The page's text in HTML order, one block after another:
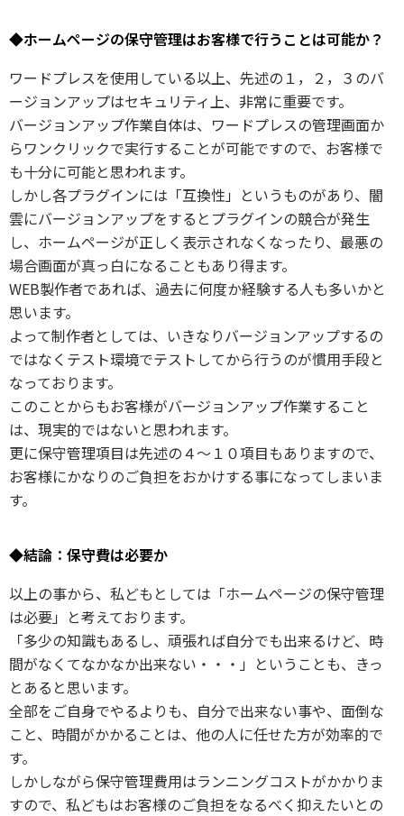
◆ホームページの保守管理はお客様で行うことは可能か？
ワードプレスを使用している以上、先述の１，２，３のバ
ージョンアップはセキュリティ上、非常に重要です。
バージョンアップ作業自体は、ワードプレスの管理画面か
らワンクリックで実行することが可能ですので、お客様で
も十分に可能と思われます。
しかし各プラグインには「互換性」というものがあり、闇
雲にバージョンアップをするとプラグインの競合が発生
し、ホームページが正しく表示されなくなったり、最悪の
場合画面が真っ白になることもあり得ます。
WEB製作者であれば、過去に何度か経験する人も多いかと
思います。
よって制作者としては、いきなりバージョンアップするの
ではなくテスト環境でテストしてから行うのが慣用手段と
なっております。
このことからもお客様がバージョンアップ作業すること
は、現実的ではないと思われます。
更に保守管理項目は先述の４～１０項目もありますので、
お客様にかなりのご負担をおかけする事になってしまいま
す。
◆結論：保守費は必要か
以上の事から、私どもとしては「ホームページの保守管理
は必要」と考えております。
「多少の知識もあるし、頑張れば自分でも出来るけど、時
間がなくてなかなか出来ない・・・」ということも、きっ
とあると思います。
全部をご自身でやるよりも、自分で出来ない事や、面倒な
こと、時間がかかることは、他の人に任せた方が効率的で
す。
しかしながら保守管理費用はランニングコストがかかりま
すので、私どもはお客様のご負担をなるべく抑えたいとの